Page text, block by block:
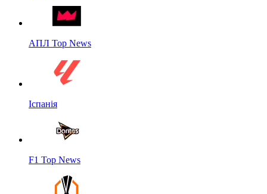
АПЛ Top News
Іспанія
F1 Top News